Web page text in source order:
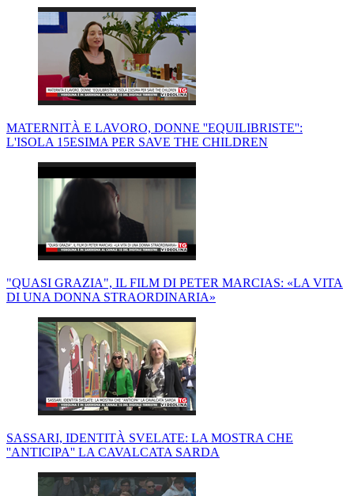
MATERNITÀ E LAVORO, DONNE ''EQUILIBRISTE'':
L'ISOLA 15ESIMA PER SAVE THE CHILDREN
"QUASI GRAZIA", IL FILM DI PETER MARCIAS: «LA VITA
DI UNA DONNA STRAORDINARIA»
SASSARI, IDENTITÀ SVELATE: LA MOSTRA CHE
''ANTICIPA'' LA CAVALCATA SARDA